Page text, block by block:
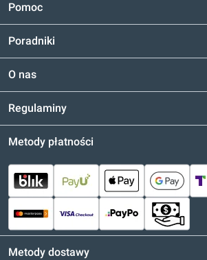
Pomoc
Poradniki
O nas
Regulaminy
Metody płatności
Metody dostawy